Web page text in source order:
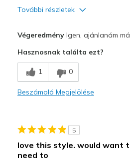
További részletek
Breathe Well
Comfortable
Legjobb használat
VégeredményIgen, ajánlanám
Hasznosnak találta ezt?
1 0
Beszámoló Megjelölése
5
love this style. would want
need to